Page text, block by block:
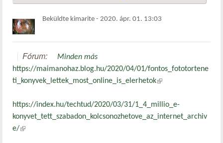
Beküldte kimarite - 2020. ápr. 01. 13:03
Fórum:
Minden más
https://maimanohaz.blog.hu/2020/04/01/fontos_fototortene
ti_konyvek_lettek_most_online_is_elerhetok(külső hivatkozás)
https://index.hu/techtud/2020/03/31/1_4_millio_e-
konyvet_tett_szabadon_kolcsonozhetove_az_internet_archiv
e/(külső hivatkozás)